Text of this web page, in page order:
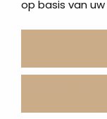
op basis van
Informatie
Contact
Onze werkwijze